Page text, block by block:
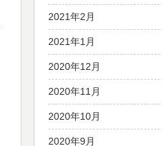
2021年2月
2021年1月
2020年12月
2020年11月
2020年10月
2020年9月